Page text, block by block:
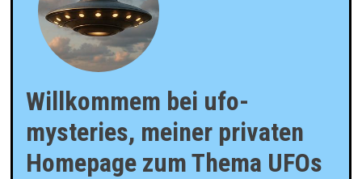
Willkommem bei ufo-
mysteries, meiner privaten
Homepage zum Thema UFOs